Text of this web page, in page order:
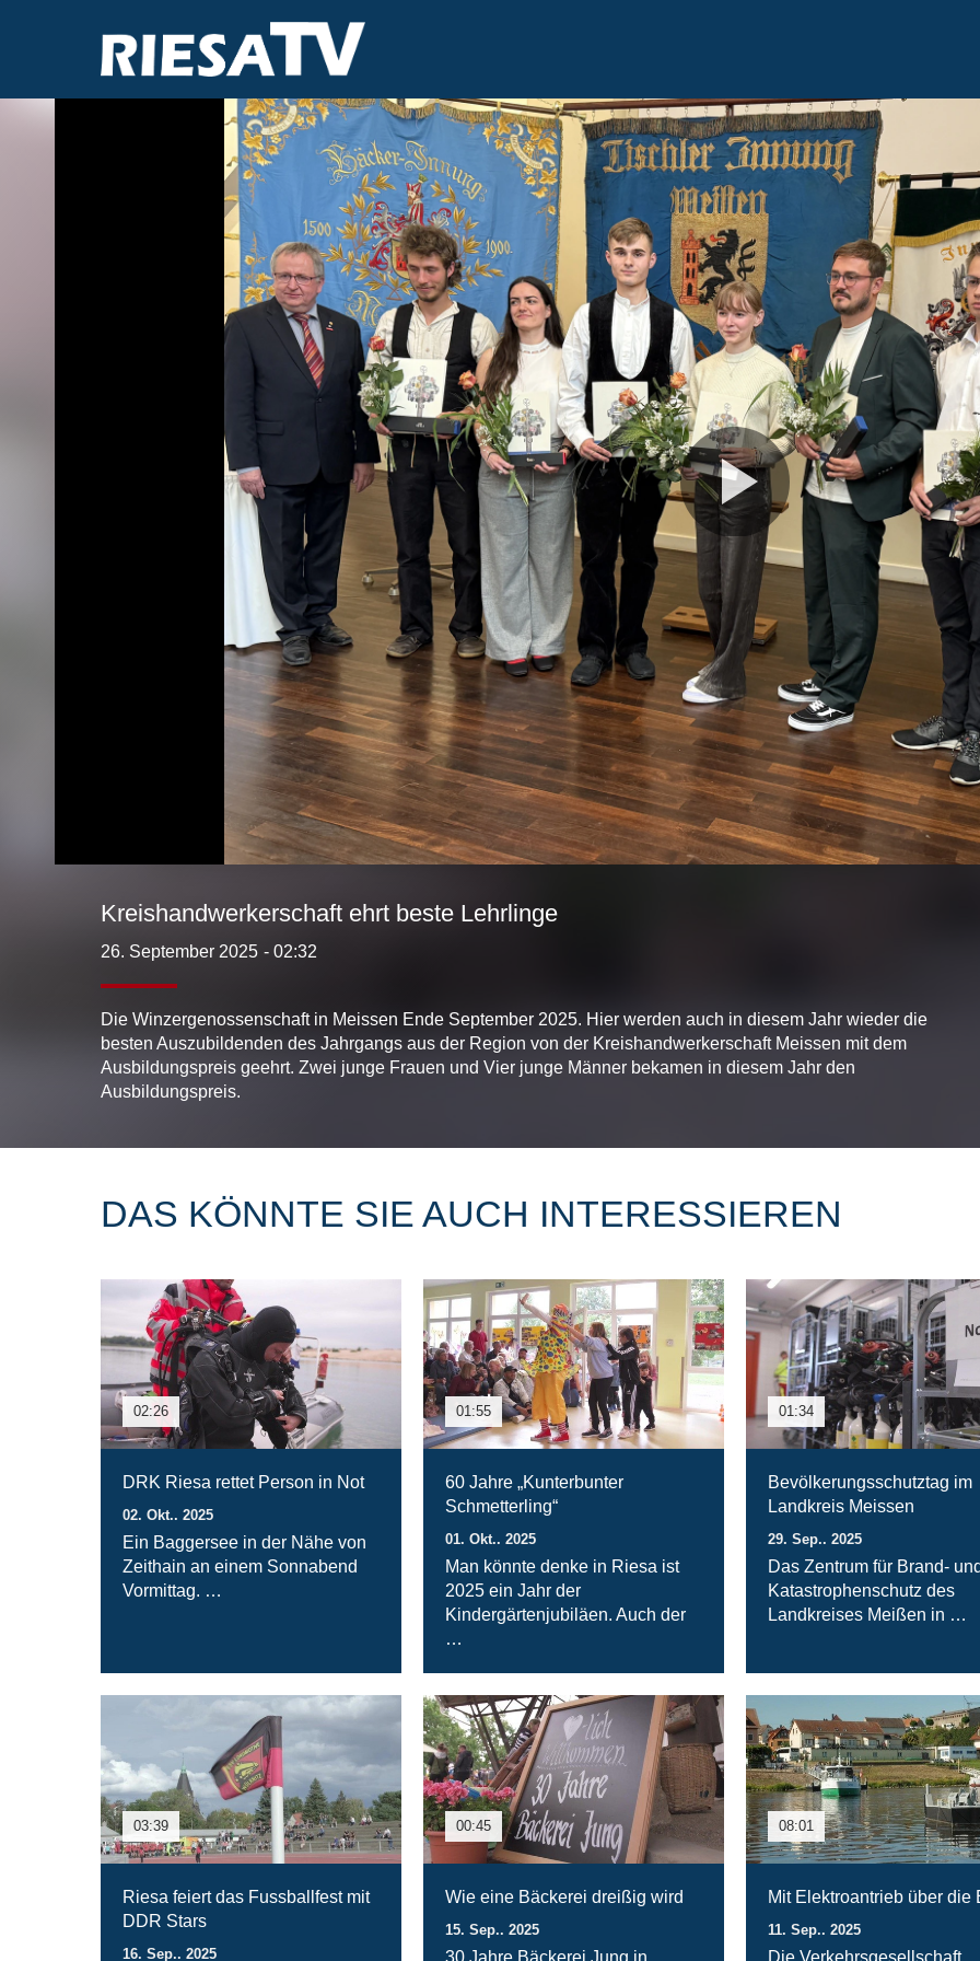
Video
Kreishandwerkerschaft ehrt beste Lehrlinge
26. September 2025 - 02:32
Die Winzergenossenschaft in Meissen Ende September 2025. Hier werden auch in diesem Jahr wieder die
besten Auszubildenden des Jahrgangs aus der Region von der Kreishandwerkerschaft Meissen mit dem
Ausbildungspreis geehrt. Zwei junge Frauen und Vier junge Männer bekamen in diesem Jahr den
Ausbildungspreis.
DAS KÖNNTE SIE AUCH INTERESSIEREN
02:26
DRK Riesa rettet Person in Not
02. Okt.. 2025
Ein Baggersee in der Nähe von
Zeithain an einem Sonnabend
Vormittag. …
01:55
60 Jahre „Kunterbunter
Schmetterling“
01. Okt.. 2025
Man könnte denke in Riesa ist
2025 ein Jahr der
Kindergärtenjubiläen. Auch der
…
01:34
Bevölkerungsschutztag im
Landkreis Meissen
29. Sep.. 2025
Das Zentrum für Brand-
Katastrophenschutz des
Landkreises Meißen in …
03:39
Riesa feiert das Fussballfest mit
DDR Stars
16. Sep.. 2025
00:45
Wie eine Bäckerei dreißig wird
15. Sep.. 2025
30 Jahre Bäckerei Jung in
08:01
Mit Elektroantrieb über die
11. Sep.. 2025
Die Verkehrsgesellschaft